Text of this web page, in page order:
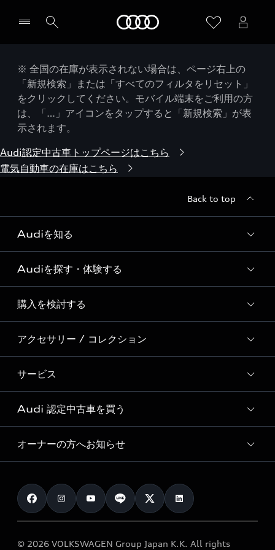
※ 全国の在庫が表示されない場合は、ページ右上の
「新規検索」または「すべてのフィルタをリセット」
をクリックしてください。モバイル端末をご利用の方
は、「…」アイコンをタップすると「新規検索」が表
示されます。
Audi認定中古車トップページはこちら
電気自動車の在庫はこちら
Back to top
Audiを知る
Audi ブランド
Story of Progress
Audi Sport
Formula 1®
デジタルサービス
Audiを探す・体験する
ディーラー検索
新車在庫検索
試乗車・展示車検索
見積り依頼
試乗予約
購入を検討する
モデル一覧
特別仕様モデル / 限定モデル
e-tronラインアップ
価格シミュレーション
車両比較
カタログ一覧
アクセサリー / コレクション
純正アクセサリー
オンラインショップ
Audi collection
アウディナビアプリ
サービス
サービス入庫予約
サービスプログラム
メンテナンス
車検 / 定期点検
e-tronアフターサポート
Audi 認定中古車を買う
Audi認定中古車
クオリティ
保証
メンテナンス
オーナーの方へお知らせ
お知らせ
オーナー様向けキャンペーン
© 2026 VOLKSWAGEN Group Japan K.K. All rights